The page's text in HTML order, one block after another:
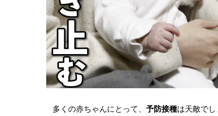
多くの赤ちゃんにとって、 予防接種は天敵で